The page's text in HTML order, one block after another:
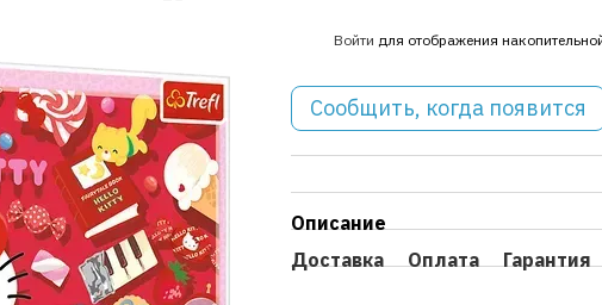
Войти для отображения
Сообщить, когда появится
Описание
Доставка
Оплата Гарантия